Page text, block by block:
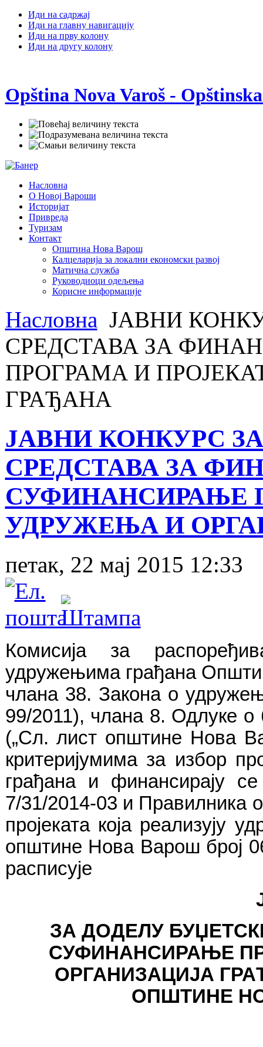
Иди на садржај
Иди на главну навигацију
Иди на прву колону
Иди на другу колону
Opština Nova Varoš -
Насловна
О Новој Вароши
Историјат
Привреда
Туризам
Контакт
Општина Нова Варош
Калцеларија за локални економски развој
Матична служба
Руководиоци одељења
Корисне информације
Насловна ЈАВНИ
СРЕДСТАВА ЗА
ПРОГРАМА И
ГРАЂАНА
ЈАВНИ КОНКУРС
СРЕДСТАВА ЗА
СУФИНАНСИРАЊЕ
УДРУЖЕЊА И
петак, 22 мај 2015 12:33
Комисија за
удружењима грађана
члана 38. Закона о
99/2011), члана 8. Одлуке
(„Сл. лист општине Нова
критеријумима за избор
грађана и финансирају
7/31/2014-03 и Правилника
пројеката која реализују
општине Нова Варош број
расписује
ЗА ДОДЕЛУ
СУФИНАНСИРАЊЕ
ОРГАНИЗАЦИЈА
ОПШТИНЕ